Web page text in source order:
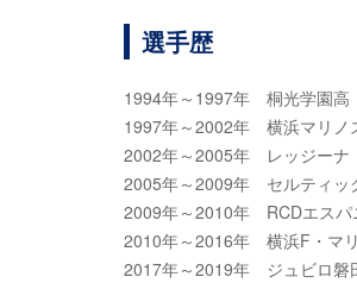
選手歴
1994年～1997年 桐光学園高
1997年～2002年 横浜マリノ
2002年～2005年 レッジーナ
2005年～2009年 セルティッ
2009年～2010年 RCDエスパ
2010年～2016年 横浜F・マ
2017年～2019年 ジュビロ磐